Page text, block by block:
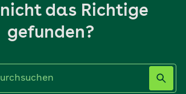
das Richtige
gefunden?